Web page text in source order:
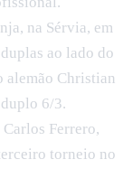
na Sérvia, em
ao lado do
alemão Christian
6/3.
Ferrero,
torneio no